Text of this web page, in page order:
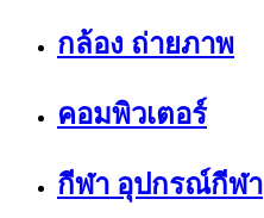
กล้อง ถ่ายภาพ
คอมพิวเตอร์
กีฬา อุปกรณ์กีฬา